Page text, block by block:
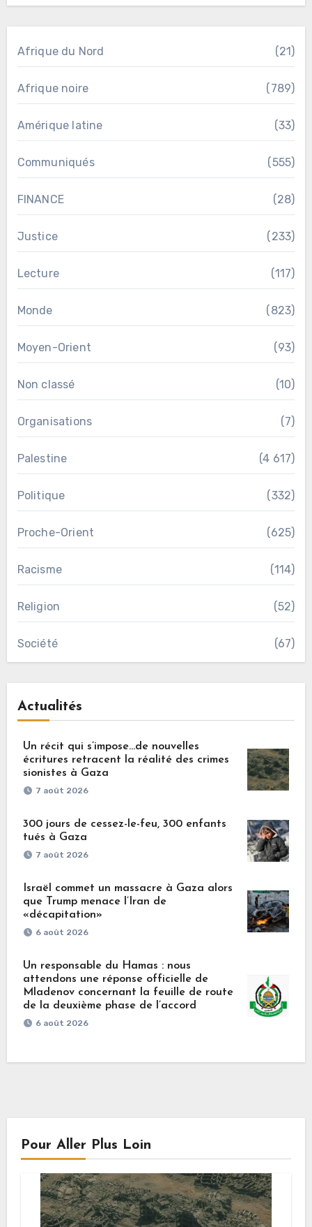
Afrique du Nord (21)
Afrique noire (789)
Amérique latine (33)
Communiqués (555)
FINANCE (28)
Justice (233)
Lecture (117)
Monde (823)
Moyen-Orient (93)
Non classé (10)
Organisations (7)
Palestine (4 617)
Politique (332)
Proche-Orient (625)
Racisme (114)
Religion (52)
Société (67)
Actualités
Un récit qui s’impose…de nouvelles
écritures retracent la réalité des crimes
sionistes à Gaza
7 août 2026
300 jours de cessez-le-feu, 300 enfants
tués à Gaza
7 août 2026
Israël commet un massacre à Gaza alors
que Trump menace l’Iran de
«décapitation»
6 août 2026
Un responsable du Hamas : nous
attendons une réponse officielle de
Mladenov concernant la feuille de route
de la deuxième phase de l’accord
6 août 2026
Pour Aller Plus Loin